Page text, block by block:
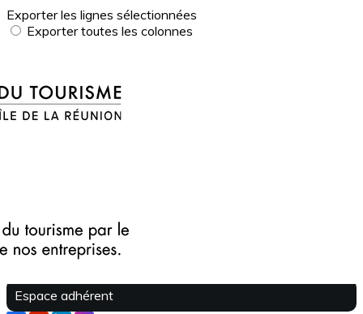
Exporter les lignes sélectionnées
Exporter toutes les colonnes
?>
Images de la page d'accueil
Je m'abonne à la newsletter
Espace adhérent